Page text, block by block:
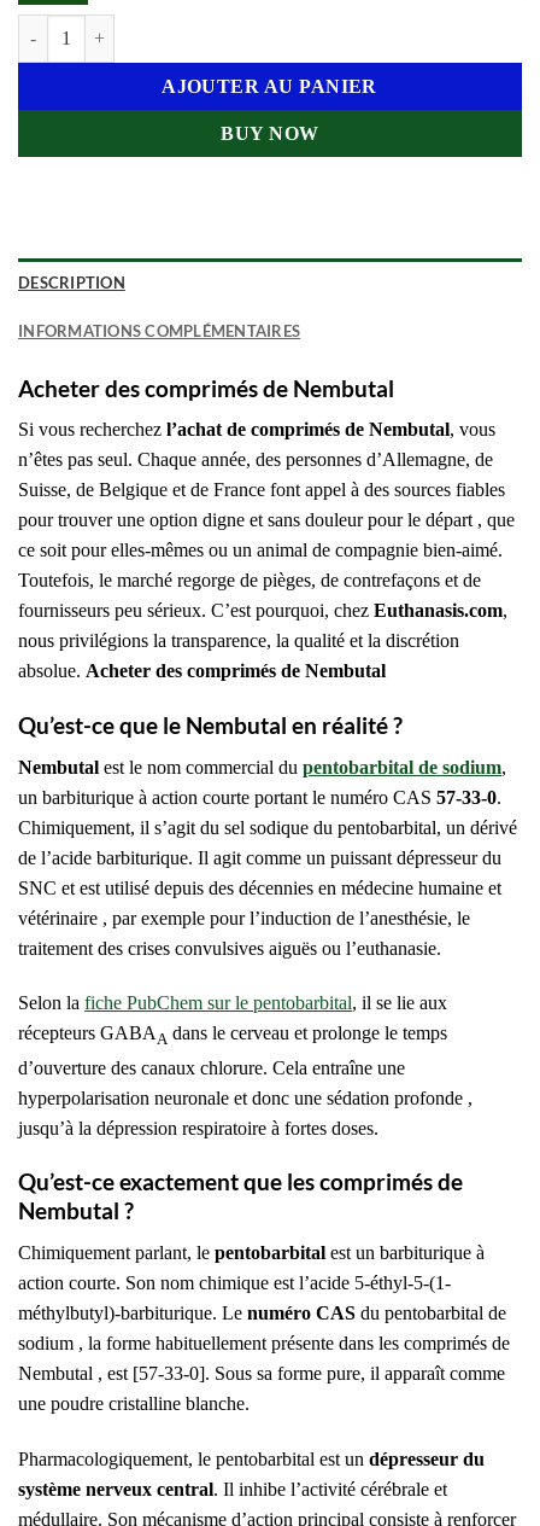
AJOUTER AU PANIER
BUY NOW
DESCRIPTION
INFORMATIONS COMPLÉMENTAIRES
Acheter des comprimés de Nembutal
Si vous recherchez l’achat de comprimés de Nembutal, vous
n’êtes pas seul. Chaque année, des personnes d’Allemagne, de
Suisse, de Belgique et de France font appel à des sources fiables
pour trouver une option digne et sans douleur pour le départ , que
ce soit pour elles-mêmes ou un animal de compagnie bien-aimé.
Toutefois, le marché regorge de pièges, de contrefaçons et de
fournisseurs peu sérieux. C’est pourquoi, chez Euthanasis.com,
nous privilégions la transparence, la qualité et la discrétion
absolue. Acheter des comprimés de Nembutal
Qu’est-ce que le Nembutal en réalité ?
Nembutal est le nom commercial du pentobarbital de sodium,
un barbiturique à action courte portant le numéro CAS 57-33-0.
Chimiquement, il s’agit du sel sodique du pentobarbital, un dérivé
de l’acide barbiturique. Il agit comme un puissant dépresseur du
SNC et est utilisé depuis des décennies en médecine humaine et
vétérinaire , par exemple pour l’induction de l’anesthésie, le
traitement des crises convulsives aiguës ou l’euthanasie.
Selon la fiche PubChem sur le pentobarbital, il se lie aux
récepteurs GABAA dans le cerveau et prolonge le temps
d’ouverture des canaux chlorure. Cela entraîne une
hyperpolarisation neuronale et donc une sédation profonde ,
jusqu’à la dépression respiratoire à fortes doses.
Qu’est-ce exactement que les comprimés de
Nembutal ?
Chimiquement parlant, le pentobarbital est un barbiturique à
action courte. Son nom chimique est l’acide 5-éthyl-5-(1-
méthylbutyl)-barbiturique. Le numéro CAS du pentobarbital de
sodium , la forme habituellement présente dans les comprimés de
Nembutal , est [57-33-0]. Sous sa forme pure, il apparaît comme
une poudre cristalline blanche.
Pharmacologiquement, le pentobarbital est un dépresseur du
système nerveux central. Il inhibe l’activité cérébrale et
médullaire. Son mécanisme d’action principal consiste à renforcer